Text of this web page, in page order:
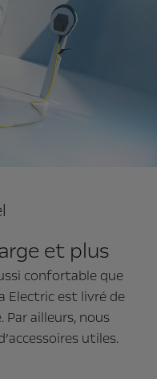
et plus
confortable que
Electric est livré de
Par ailleurs, nous
utiles.